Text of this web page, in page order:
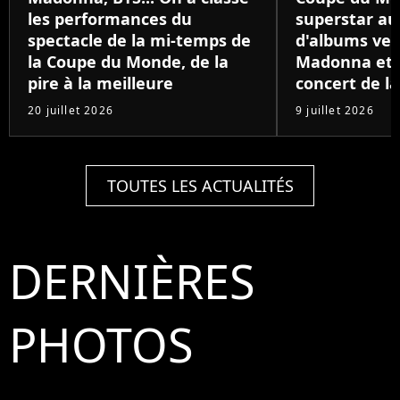
les performances du
spectacle de la mi-temps de
la Coupe du Monde, de la
pire à la meilleure
20 juillet 2026
superstar
d'albums
Madonna et
concert de
9 juillet 2026
TOUTES LES ACTUALITÉS
DERNIÈRES
PHOTOS